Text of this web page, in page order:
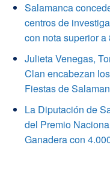
Salamanca
centros de
con nota superior a
Julieta Venegas,
Clan encabezan
Fiestas de
La Diputación de
del Premio
Ganadera con